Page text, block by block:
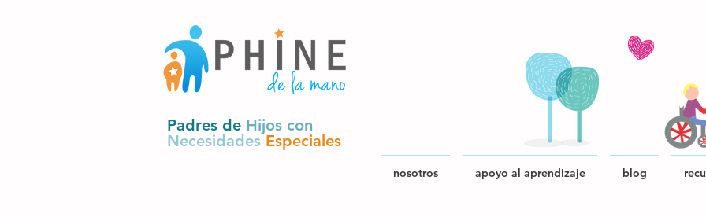
Padres de Hijos con
NecesidadesEspeciales
nosotros apoyo al aprendizaje blog